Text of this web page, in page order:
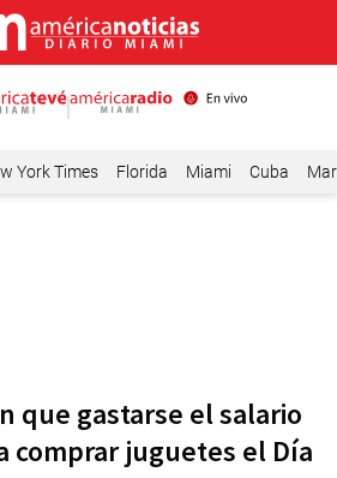
York Times Florida Miami Cuba
que gastarse el salario
comprar juguetes el Día